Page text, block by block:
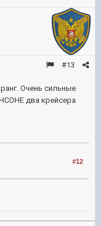
#13
Очень сильные
два крейсера
#12